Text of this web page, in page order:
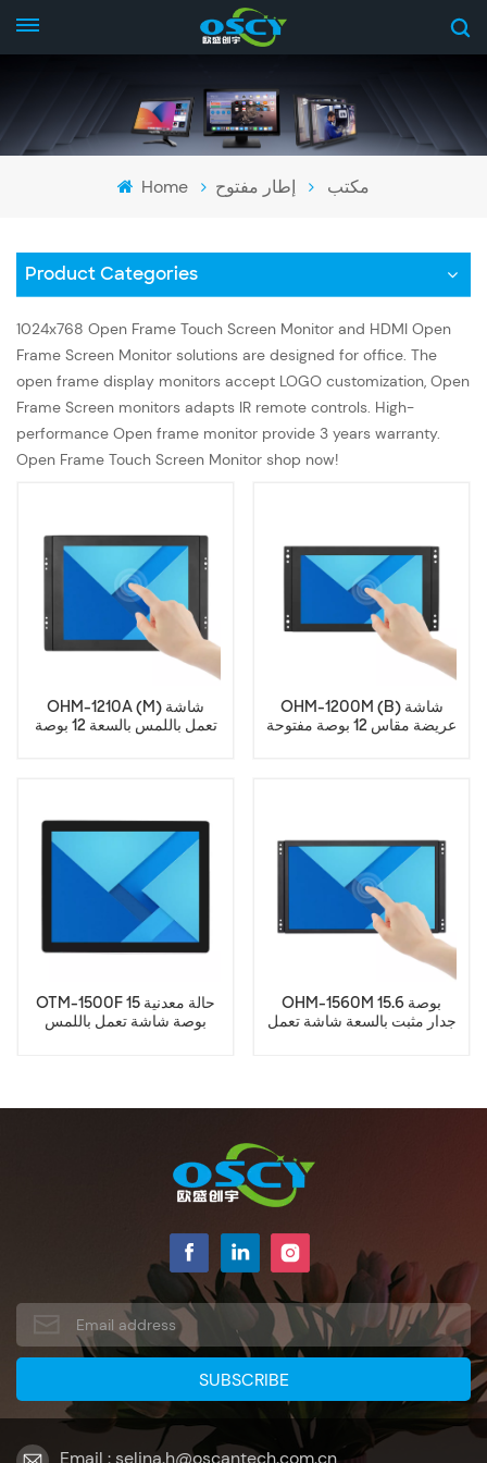
Home إطار مفتوح مكتب
Product Categories
1024x768 Open Frame Touch Screen Monitor and HDMI Open
Frame Screen Monitor solutions are designed for office. The
open frame display monitors accept LOGO customization, Open
Frame Screen monitors adapts IR remote controls. High-
performance Open frame monitor provide 3 years warranty.
Open Frame Touch Screen Monitor shop now!
OHM-1210A (M) شاشة
تعمل باللمس بالسعة 12 بوصة
OHM-1200M (B) شاشة
عريضة مقاس 12 بوصة مفتوحة
OTM-1500F حالة معدنية 15
بوصة شاشة تعمل باللمس
OHM-1560M 15.6 بوصة
جدار مثبت بالسعة شاشة تعمل